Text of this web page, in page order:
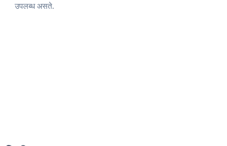
उपलब्ध असते.